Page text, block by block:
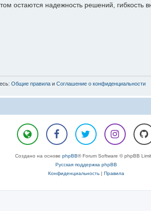
остаются надежность решений, гибкость
Общие правила и Соглашение о конфиденциальности
Создано на основе phpBB® Forum Software © phpBB
Русская поддержка phpBB
Конфиденциальность| Правила